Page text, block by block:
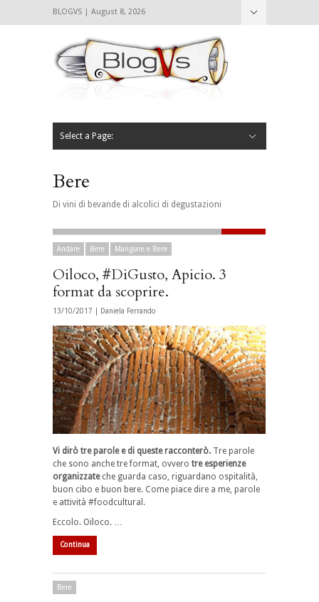
BLOGVS | August 8, 2026
Select a Page:
Bere
Di vini di bevande di alcolici di degustazioni
Andare Bere Mangiare e Bere
Oiloco, #DiGusto, Apicio. 3
format da scoprire.
13/10/2017 | Daniela Ferrando
Vi dirò tre parole e di queste racconterò. Tre parole
che sono anche tre format, ovvero tre esperienze
organizzateche guarda caso, riguardano ospitalità,
buon cibo e buon bere. Come piace dire a me, parole
e attività #foodcultural.
Eccolo. Oiloco. …
Continua
Bere